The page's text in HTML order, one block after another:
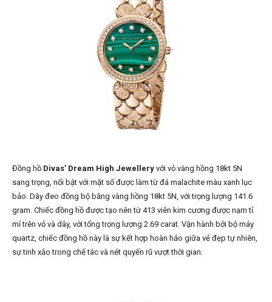
Đồng hồ Divas’ Dream High Jewellery với vỏ vàng hồng 18kt 5N
sang trọng, nổi bật với mặt số được làm từ đá malachite màu xanh lục
bảo. Dây đeo đồng bộ bằng vàng hồng 18kt 5N, với trọng lượng 141.6
gram. Chiếc đồng hồ được tạo nên từ 413 viên kim cương được nạm tỉ
mỉ trên vỏ và dây, với tổng trọng lượng 2.69 carat. Vận hành bởi bộ máy
quartz, chiếc đồng hồ này là sự kết hợp hoàn hảo giữa vẻ đẹp tự nhiên,
sự tinh xảo trong chế tác và nét quyến rũ vượt thời gian.